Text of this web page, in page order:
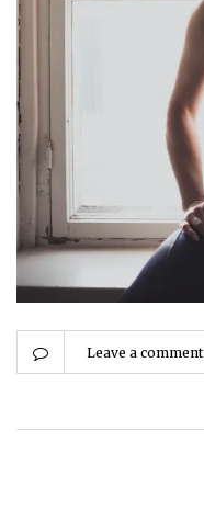
Leave a comment